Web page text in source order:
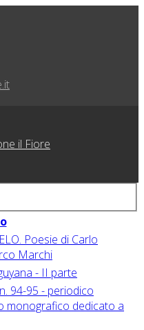
Poesie di Carlo
Marchi
- II parte
94-95 - periodico
monografico dedicato a